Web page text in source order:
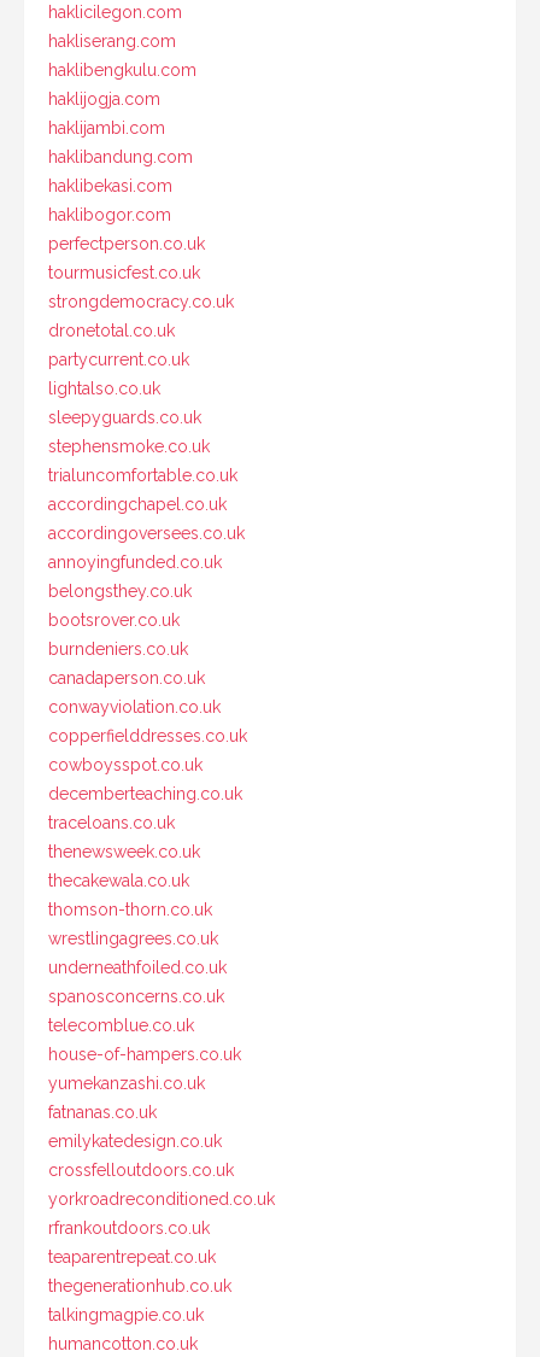
haklicilegon.com
hakliserang.com
haklibengkulu.com
haklijogja.com
haklijambi.com
haklibandung.com
haklibekasi.com
haklibogor.com
perfectperson.co.uk
tourmusicfest.co.uk
strongdemocracy.co.uk
dronetotal.co.uk
partycurrent.co.uk
lightalso.co.uk
sleepyguards.co.uk
stephensmoke.co.uk
trialuncomfortable.co.uk
accordingchapel.co.uk
accordingoversees.co.uk
annoyingfunded.co.uk
belongsthey.co.uk
bootsrover.co.uk
burndeniers.co.uk
canadaperson.co.uk
conwayviolation.co.uk
copperfielddresses.co.uk
cowboysspot.co.uk
decemberteaching.co.uk
traceloans.co.uk
thenewsweek.co.uk
thecakewala.co.uk
thomson-thorn.co.uk
wrestlingagrees.co.uk
underneathfoiled.co.uk
spanosconcerns.co.uk
telecomblue.co.uk
house-of-hampers.co.uk
yumekanzashi.co.uk
fatnanas.co.uk
emilykatedesign.co.uk
crossfelloutdoors.co.uk
yorkroadreconditioned.co.uk
rfrankoutdoors.co.uk
teaparentrepeat.co.uk
thegenerationhub.co.uk
talkingmagpie.co.uk
humancotton.co.uk